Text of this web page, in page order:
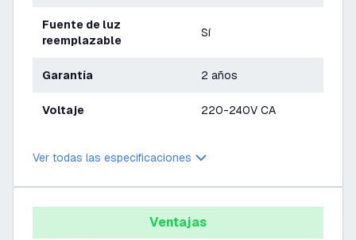
Fuente de luz
reemplazable
Sí
Garantía 2 años
Voltaje 220-240V CA
Ver todas las especificaciones
Ventajas